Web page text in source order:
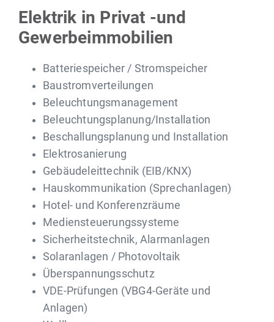
Elektrik in Privat -und
Gewerbeimmobilien
Batteriespeicher / Stromspeicher
Baustromverteilungen
Beleuchtungsmanagement
Beleuchtungsplanung/Installation
Beschallungsplanung und Installation
Elektrosanierung
Gebäudeleittechnik (EIB/KNX)
Hauskommunikation (Sprechanlagen)
Hotel- und Konferenzräume
Mediensteuerungssysteme
Sicherheitstechnik, Alarmanlagen
Solaranlagen / Photovoltaik
Überspannungsschutz
VDE-Prüfungen (VBG4-Geräte und
Anlagen)